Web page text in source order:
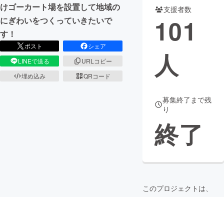
けゴーカート場を設置して地域の
にぎわいをつくっていきたいで
す！
ポスト
シェア
LINEで送る
URLコピー
埋め込み
QRコード
支援者数
101
人
募集終了まで残
り
終了
このプロジェクトは、